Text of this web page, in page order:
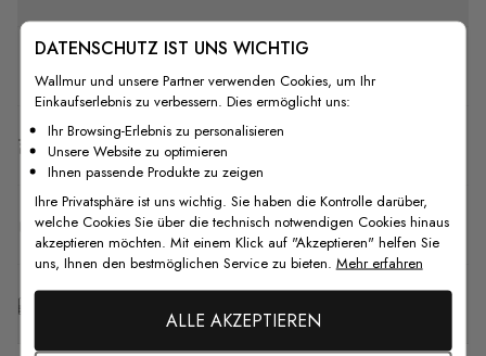
Versand & Rückgabe
F.A.Q
DATENSCHUTZ IST UNS WICHTIG
Wallmur und unsere Partner verwenden Cookies, um Ihr
Einkaufserlebnis zu verbessern. Dies ermöglicht uns:
Ihr Browsing-Erlebnis zu personalisieren
Unsere Website zu optimieren
Ihnen passende Produkte zu zeigen
Ihre Privatsphäre ist uns wichtig. Sie haben die Kontrolle darüber,
welche Cookies Sie über die technisch notwendigen Cookies hinaus
akzeptieren möchten. Mit einem Klick auf "Akzeptieren" helfen Sie
uns, Ihnen den bestmöglichen Service zu bieten. Mehr erfahren
ALLE AKZEPTIEREN